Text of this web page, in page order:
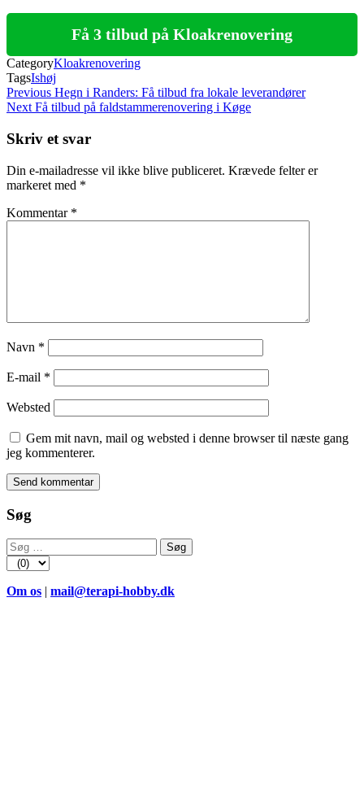
Få 3 tilbud på Kloakrenovering
CategoryKloakrenovering
TagsIshøj
Indlægsnavigation
Previous
Post
Previous Hegn i Randers: Få tilbud fra lokale leverandører
Next
Next Få tilbud på faldstammerenovering i Køge
Skriv et svar
Din e-mailadresse vil ikke blive publiceret. Krævede felter er
markeret med *
Kommentar *
Navn *
E-mail *
Websted
Gem mit navn, mail og websted i denne browser til næste gang
jeg kommenterer.
Søg
Søg
efter:
Om os | mail@terapi-hobby.dk